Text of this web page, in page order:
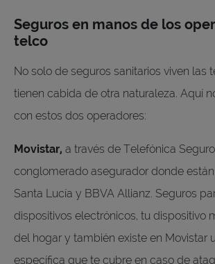
Seguros en manos de los
telco
No solo de seguros sanitarios viven las
tienen cabida de otra naturaleza. Aquí
con estos dos operadores:
Movistar, a través de Telefónica
conglomerado asegurador donde
Santa Lucía y BBVA Allianz. Seguros
dispositivos electrónicos, tu dispositivo
del hogar y también existe en Movistar
específica que te cubre en caso de